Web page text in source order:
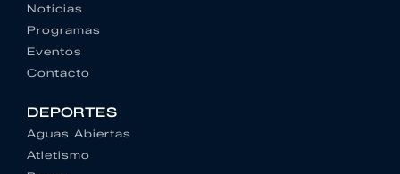
Noticias
Programas
Eventos
Contacto
DEPORTES
Aguas Abiertas
Atletismo